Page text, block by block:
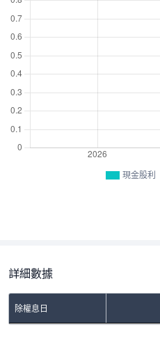
現金股利
詳細數據
除權息日